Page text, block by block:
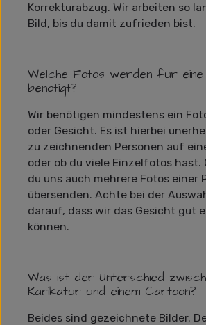
Korrekturabzug. Wir arbeiten so
Bild, bis du damit zufrieden bist.
Welche Fotos werden für eine
benötigt?
Wir benötigen mindestens ein
oder Gesicht. Es ist hierbei
zu zeichnenden Personen auf
oder ob du viele Einzelfotos hast.
du uns auch mehrere Fotos einer
übersenden. Achte bei der
darauf, dass wir das Gesicht gut
können.
Was ist der Unterschied
Karikatur und einem Cartoon?
Beides sind gezeichnete Bilder.